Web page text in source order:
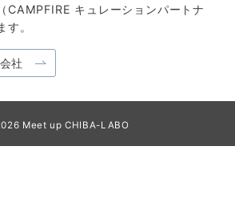
CAMPFIRE キュレーションパートナ
。
社
Meet up CHIBA-LABO